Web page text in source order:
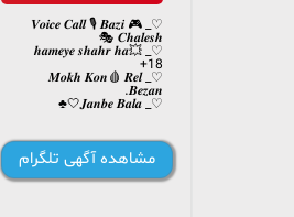
♡_ 𝑽𝒐𝒊𝒄𝒆 𝑪𝒂𝒍𝒍 🎙 𝑩𝒂𝒛𝒊 🎮
𝑪𝒉𝒂𝒍𝒆𝒔𝒉 🎭
♡_ 𝒉𝒂𝒎𝒆𝒚𝒆 𝒔𝒉𝒂𝒉𝒓 𝒉𝒂💥
+18
♡_ 𝑴‌𝒐‌𝒌‌𝒉‌ 𝑲‌𝒐‌𝒏‌🩸 𝑹‌𝒆‌𝒍‌
𝑩‌𝒆‌𝒛‌𝒂‌𝒏.
♡_ 𝑱‌𝒂‌𝒏‌𝒃‌𝒆‌ 𝑩‌𝒂‌𝒍‌𝒂‌🤍♣️
مشاهده آگهی تلگرام